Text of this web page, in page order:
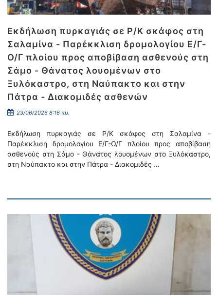
Εκδήλωση πυρκαγιάς σε Ρ/Κ σκάφος στη
Σαλαμίνα - Παρέκκλιση δρομολογίου Ε/Γ-
Ο/Γ πλοίου προς αποβίβαση ασθενούς στη
Σάμο - Θάνατος λουομένων στο
Ξυλόκαστρο, στη Ναύπακτο και στην
Πάτρα - Διακομιδές ασθενών
23/06/2026 8:16 πμ.
Εκδήλωση πυρκαγιάς σε Ρ/Κ σκάφος στη Σαλαμίνα -
Παρέκκλιση δρομολογίου Ε/Γ-Ο/Γ πλοίου προς αποβίβαση
ασθενούς στη Σάμο - Θάνατος λουομένων στο Ξυλόκαστρο,
στη Ναύπακτο και στην Πάτρα - Διακομιδές …